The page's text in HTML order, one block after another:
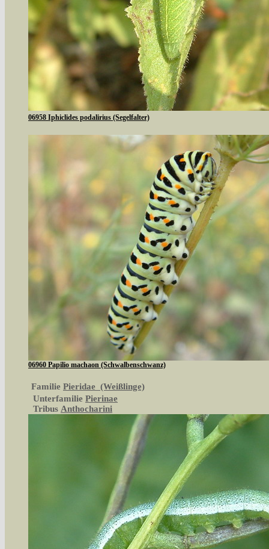
06958 Iphiclides podalirius (Segelfalter)
06960 Papilio machaon (Schwalbenschwanz)
Familie Pieridae (Weißlinge)
Unterfamilie Pierinae
Tribus Anthocharini